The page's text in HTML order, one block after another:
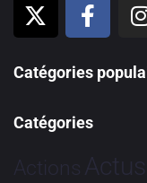
Catégories
Catégories
Actions